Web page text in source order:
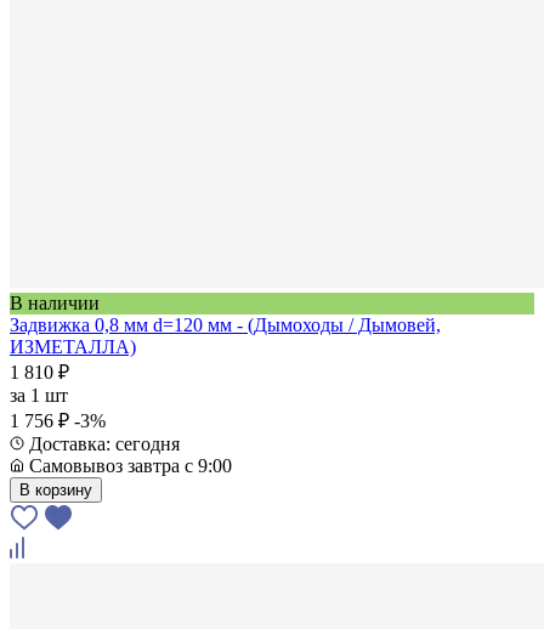
В наличии
Задвижка 0,8 мм d=120 мм - (Дымоходы / Дымовей,
ИЗМЕТАЛЛА)
1 810 ₽
за 1 шт
1 756 ₽ -3%
Доставка: сегодня
Самовывоз завтра с 9:00
В корзину